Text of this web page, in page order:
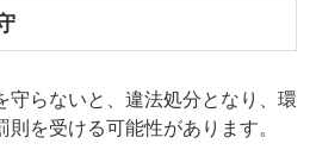
守らないと、違法処分となり、環
を受ける可能性があります。